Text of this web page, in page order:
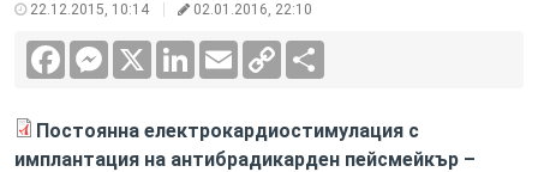
22.12.2015, 10:14 02.01.2016, 22:10
FacebookMessenger LinkedInEmail
Copy
Link
Постоянна електрокардиостимулация с
имплантация на антибрадикарден пейсмейкър –